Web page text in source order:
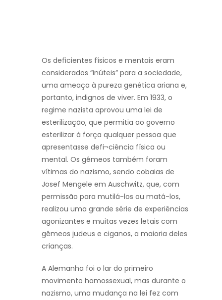
Os deficientes físicos e mentais eram
considerados “inúteis” para a sociedade,
uma ameaça à pureza genética ariana e,
portanto, indignos de viver. Em 1933, o
regime nazista aprovou uma lei de
esterilização, que permitia ao governo
esterilizar à força qualquer pessoa que
apresentasse defi¬ciência física ou
mental. Os gêmeos também foram
vítimas do nazismo, sendo cobaias de
Josef Mengele em Auschwitz, que, com
permissão para mutilá-los ou matá-los,
realizou uma grande série de experiências
agonizantes e muitas vezes letais com
gêmeos judeus e ciganos, a maioria deles
crianças.
A Alemanha foi o lar do primeiro
movimento homossexual, mas durante o
nazismo, uma mudança na lei fez com